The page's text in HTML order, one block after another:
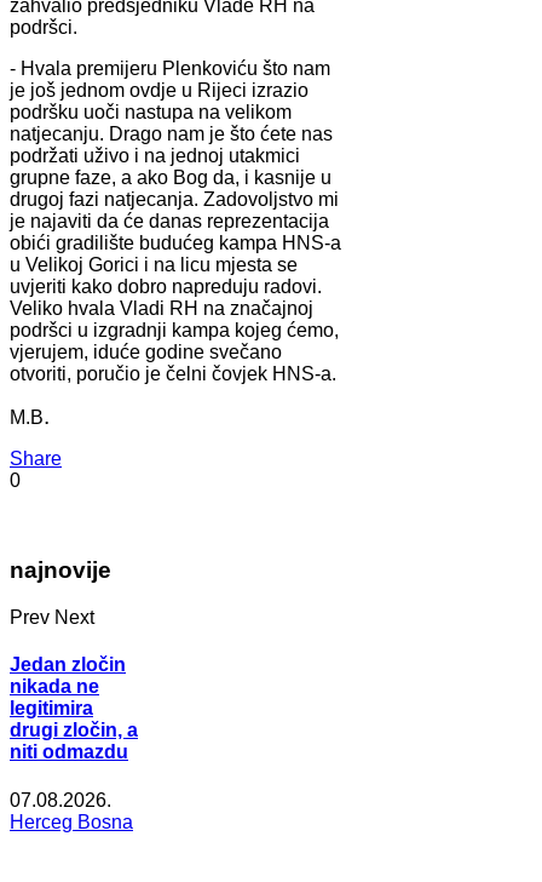
zahvalio predsjedniku Vlade RH na
podršci.
- Hvala premijeru Plenkoviću što nam
je još jednom ovdje u Rijeci izrazio
podršku uoči nastupa na velikom
natjecanju. Drago nam je što ćete nas
podržati uživo i na jednoj utakmici
grupne faze, a ako Bog da, i kasnije u
drugoj fazi natjecanja. Zadovoljstvo mi
je najaviti da će danas reprezentacija
obići gradilište budućeg kampa HNS-a
u Velikoj Gorici i na licu mjesta se
uvjeriti kako dobro napreduju radovi.
Veliko hvala Vladi RH na značajnoj
podršci u izgradnji kampa kojeg ćemo,
vjerujem, iduće godine svečano
otvoriti, poručio je čelni čovjek HNS-a.
M.B.
Share
0
najnovije
Prev Next
Jedan zločin
nikada ne
legitimira
drugi zločin, a
niti odmazdu
07.08.2026.
Herceg Bosna